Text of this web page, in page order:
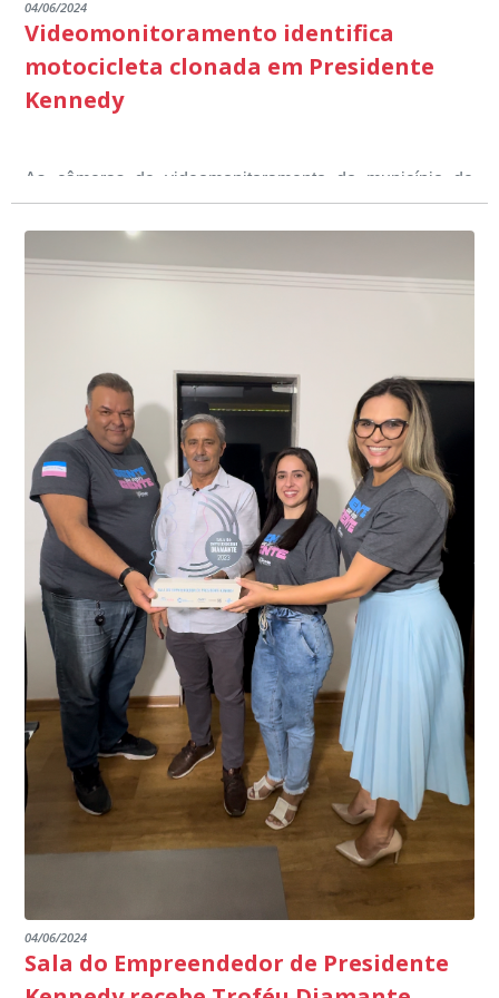
04/06/2024
Videomonitoramento identifica
motocicleta clonada em Presidente
Kennedy
As câmeras de videomonitoramento do município de
Presidente Kennedy identificaram neste fim de semana,
01 de junho, uma motocicleta com indícios de
adulteração, imediatamente, a central de
videomonitoramento acionou a Guarda Civil Municipal,
Durante a abordagem a adulteração foi comprovada,
através da conferência do Chassi, a motocicleta, bem
conta do sistema de videomonitoramento instalado
recentemente em todo o município de Presidente
Kennedy, o sistema é integrado com outros municípios
do país, sendo possível a identificação de veículos por
meio do cruzamento de informações, nesse caso
específico, com dados de uma cidade do Estado do Rio
de Janeiro.
“Mais de 100 câmeras foram instaladas na sede e no
interior de Presidente Kennedy, garantindo mais
segurança à população, seja nas ruas, no comércio, os
produtores agropecuários. Estamos no rumo certo,
parabéns a todos os servidores que contribuem para a
segurança da nossa cidade”, destaca o prefeito Dorlei
Fontão.
04/06/2024
Sala do Empreendedor de Presidente